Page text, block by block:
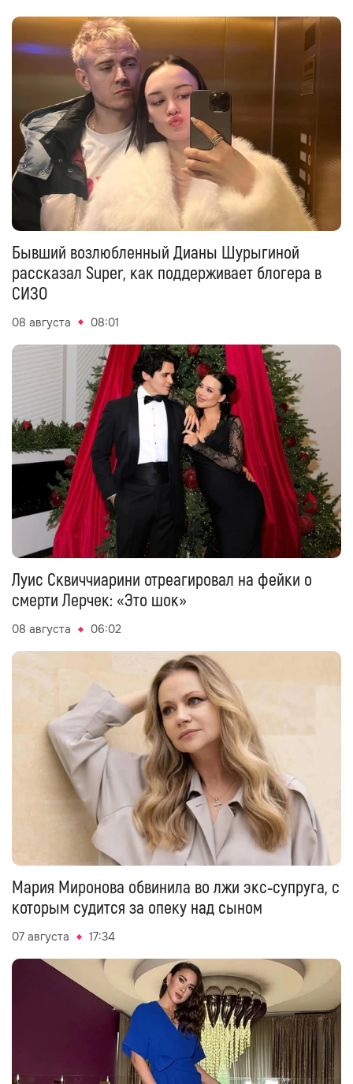
Бывший возлюбленный Дианы Шурыгиной
рассказал Super, как поддерживает блогера в
СИЗО
08 августа 08:01
Луис Сквиччиарини отреагировал на фейки о
смерти Лерчек: «Это шок»
08 августа 06:02
Мария Миронова обвинила во лжи экс‑супруга, с
которым судится за опеку над сыном
07 августа 17:34